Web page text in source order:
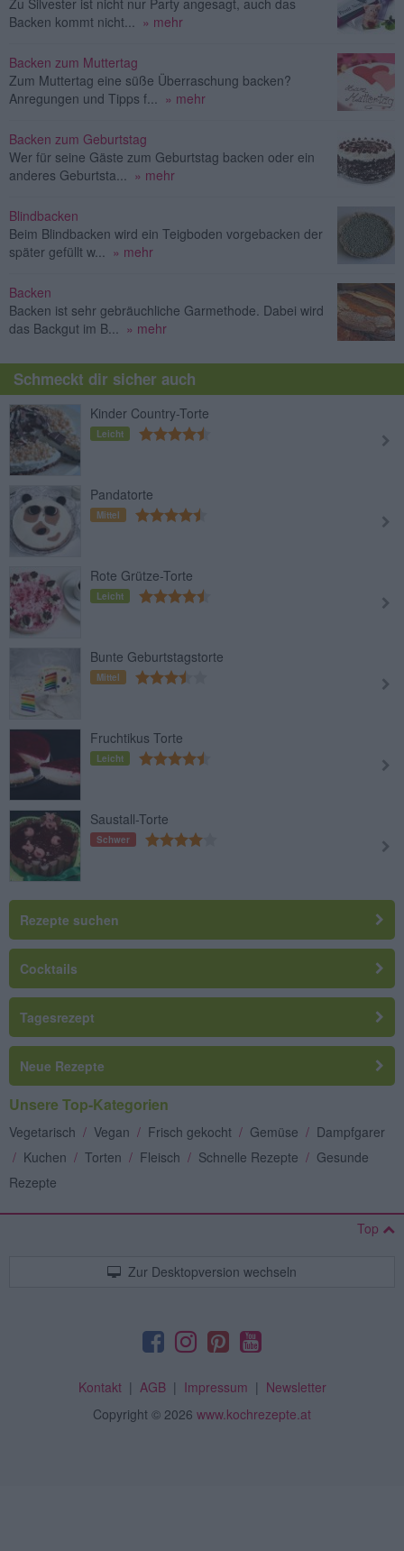
Zu Silvester ist nicht nur Party angesagt, auch das
Backen kommt nicht... » mehr
Backen zum Muttertag
Zum Muttertag eine süße Überraschung backen?
Anregungen und Tipps f... » mehr
Backen zum Geburtstag
Wer für seine Gäste zum Geburtstag backen oder ein
anderes Geburtsta... » mehr
Blindbacken
Beim Blindbacken wird ein Teigboden vorgebacken der
später gefüllt w... » mehr
Backen
Backen ist sehr gebräuchliche Garmethode. Dabei wird
das Backgut im B... » mehr
Schmeckt dir sicher auch
Kinder Country-Torte
Leicht
Pandatorte
Mittel
Rote Grütze-Torte
Leicht
Bunte Geburtstagstorte
Mittel
Fruchtikus Torte
Leicht
Saustall-Torte
Schwer
Rezepte suchen
Cocktails
Tagesrezept
Neue Rezepte
Unsere Top-Kategorien
Vegetarisch / Vegan / Frisch gekocht / Gemüse / Dampfgarer
/ Kuchen / Torten / Fleisch / Schnelle Rezepte / Gesunde
Rezepte
Top
Zur Desktopversion wechseln
Kontakt| AGB| Impressum | Newsletter
Copyright © 2026 www.kochrezepte.at